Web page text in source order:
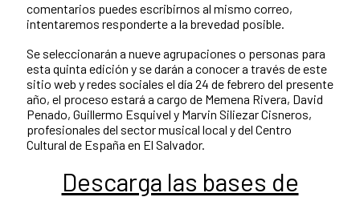
comentarios puedes escribirnos al mismo correo,
intentaremos responderte a la brevedad posible.
Se seleccionarán a nueve agrupaciones o personas para
esta quinta edición y se darán a conocer a través de este
sitio web y redes sociales el día 24 de febrero del presente
año, el proceso estará a cargo de Memena Rivera, David
Penado, Guillermo Esquivel y Marvin Siliezar Cisneros,
profesionales del sector musical local y del Centro
Cultural de España en El Salvador.
Descarga las bases de